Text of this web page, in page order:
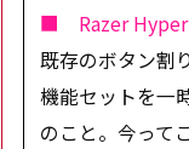
■ Razer
既存のボタン割
機能セットを一
のこと。今って